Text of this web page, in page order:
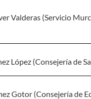
Valderas (Servicio
López (Consejería de
Gotor (Consejería de